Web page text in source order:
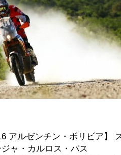
アルゼンチン・ボリビア】
ャ・カルロス・パス